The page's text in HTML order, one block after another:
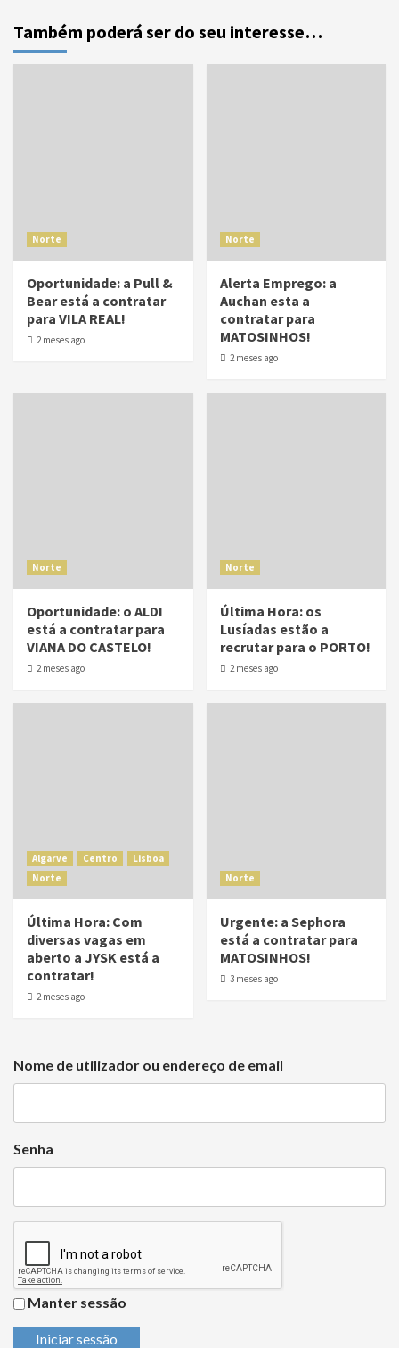
Também poderá ser do seu interesse…
Norte
Oportunidade: a Pull &
Bear está a contratar
para VILA REAL!
2 meses ago
Norte
Alerta Emprego: a
Auchan esta a
contratar para
MATOSINHOS!
2 meses ago
Norte
Oportunidade: o ALDI
está a contratar para
VIANA DO CASTELO!
2 meses ago
Norte
Última Hora: os
Lusíadas estão a
recrutar para o PORTO!
2 meses ago
Algarve Centro
Lisboa
Norte
Última Hora: Com
diversas vagas em
aberto a JYSK está a
contratar!
2 meses ago
Norte
Urgente: a Sephora
está a contratar para
MATOSINHOS!
3 meses ago
Nome de utilizador ou endereço de email
Senha
Manter sessão
Iniciar sessão